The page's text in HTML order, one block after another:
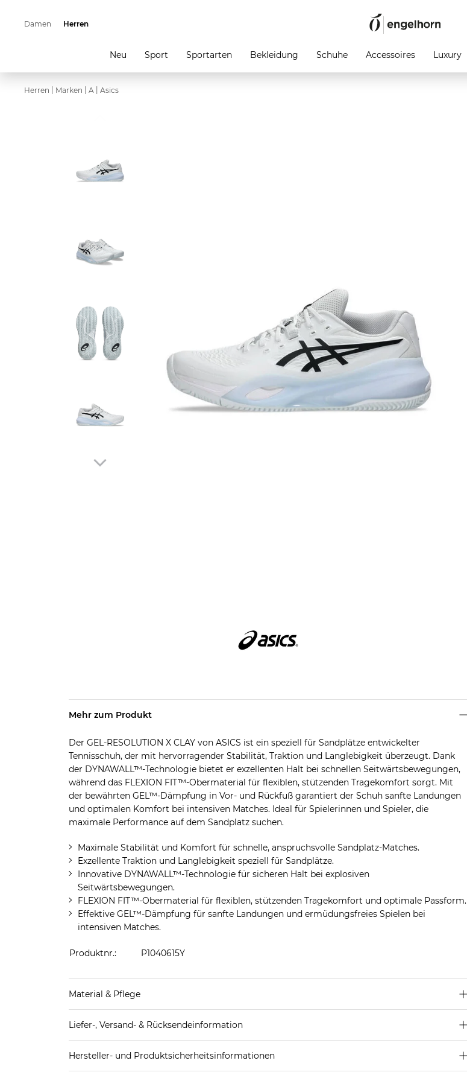
Damen Herren
Neu Sport Sportarten Bekleidung Schuhe Accessoires Luxury
Herren Marken A Asics
Mehr zum Produkt
Der GEL-RESOLUTION X CLAY von ASICS ist ein speziell für Sandplätze entwickelter
Tennisschuh, der mit hervorragender Stabilität, Traktion und Langlebigkeit überzeugt. Dank
der DYNAWALL™-Technologie bietet er exzellenten Halt bei schnellen Seitwärtsbewegungen,
während das FLEXION FIT™-Obermaterial für flexiblen, stützenden Tragekomfort sorgt. Mit
der bewährten GEL™-Dämpfung in Vor- und Rückfuß garantiert der Schuh sanfte Landungen
und optimalen Komfort bei intensiven Matches. Ideal für Spielerinnen und Spieler, die
maximale Performance auf dem Sandplatz suchen.
Maximale Stabilität und Komfort für schnelle, anspruchsvolle Sandplatz-Matches.
Exzellente Traktion und Langlebigkeit speziell für Sandplätze.
Innovative DYNAWALL™-Technologie für sicheren Halt bei explosiven
Seitwärtsbewegungen.
FLEXION FIT™-Obermaterial für flexiblen, stützenden Tragekomfort und optimale Passform.
Effektive GEL™-Dämpfung für sanfte Landungen und ermüdungsfreies Spielen bei
intensiven Matches.
Produktnr.: P1040615Y
Material & Pflege
Futter Schuhe: Textil
Laufsohle: Sonstiges Material (Kunststoff)
Obermaterial Schuhe: Sonstiges Material (Kunststoff), Textil
Liefer-, Versand- & Rücksendeinformation
Hersteller- und Produktsicherheitsinformationen